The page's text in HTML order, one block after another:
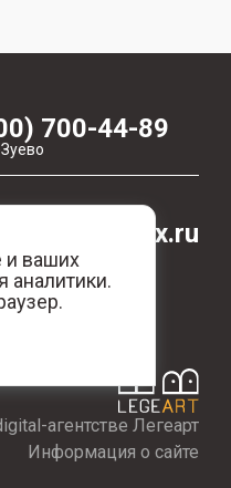
700-44-89
агентстве Легеарт
Информация о сайте
и ваших
аналитики.